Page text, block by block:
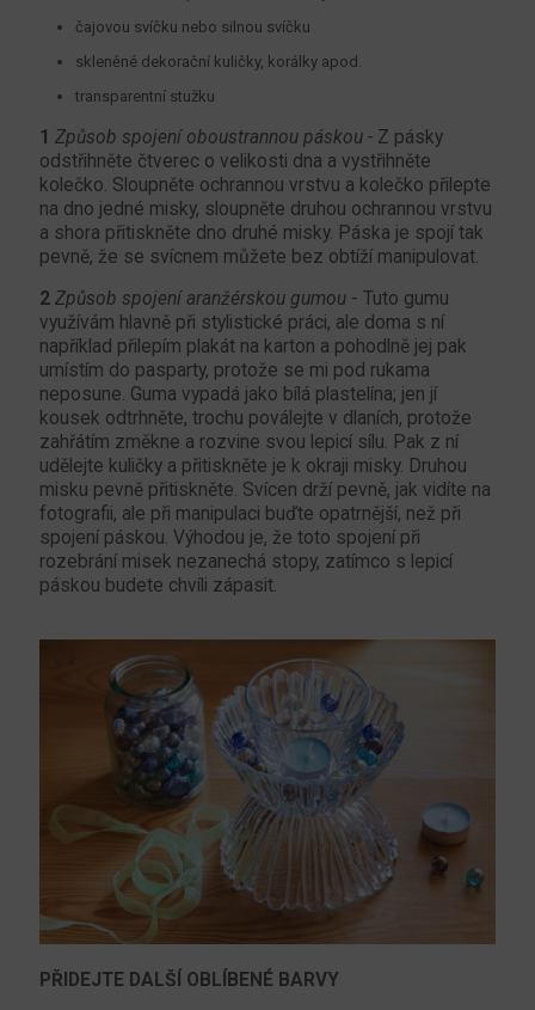
čajovou svíčku nebo silnou svíčku
skleněné dekorační kuličky, korálky apod.
transparentní stužku
1 Způsob spojení oboustrannou páskou - Z pásky
odstřihněte čtverec o velikosti dna a vystřihněte
kolečko. Sloupněte ochrannou vrstvu a kolečko přilepte
na dno jedné misky, sloupněte druhou ochrannou vrstvu
a shora přitiskněte dno druhé misky. Páska je spojí tak
pevně, že se svícnem můžete bez obtíží manipulovat.
2 Způsob spojení aranžérskou gumou - Tuto gumu
využívám hlavně při stylistické práci, ale doma s ní
například přilepím plakát na karton a pohodlně jej pak
umístím do pasparty, protože se mi pod rukama
neposune. Guma vypadá jako bílá plastelína; jen jí
kousek odtrhněte, trochu poválejte v dlaních, protože
zahřátím změkne a rozvine svou lepicí sílu. Pak z ní
udělejte kuličky a přitiskněte je k okraji misky. Druhou
misku pevně přitiskněte. Svícen drží pevně, jak vidíte na
fotografii, ale při manipulaci buďte opatrnější, než při
spojení páskou. Výhodou je, že toto spojení při
rozebrání misek nezanechá stopy, zatímco s lepicí
páskou budete chvíli zápasit.
PŘIDEJTE DALŠÍ OBLÍBENÉ BARVY